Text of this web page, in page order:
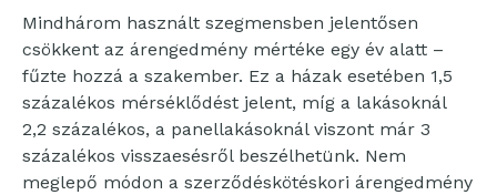
Mindhárom használt szegmensben jelentősen
csökkent az árengedmény mértéke egy év alatt –
fűzte hozzá a szakember. Ez a házak esetében 1,5
százalékos mérséklődést jelent, míg a lakásoknál
2,2 százalékos, a panellakásoknál viszont már 3
százalékos visszaesésről beszélhetünk. Nem
meglepő módon a szerződéskötéskori árengedmény